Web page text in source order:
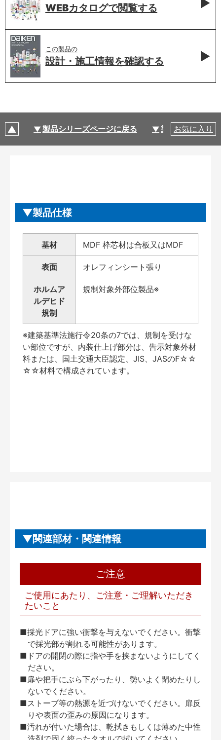
WEBカタログで閲覧する
この製品の
設計・施工情報を確認する
製品シリーズページに戻る 製品仕様
お気に入り
製品仕様
基材 MDF 枠芯材は合板又はMDF
表面 オレフィンシート張り
ホルムア
ルデヒド
規制
規制対象外部位製品※
※建築基準法施行令20条の7では、規制を受けな
い部位ですが、内装仕上げ部分は、告示対象外材
料または、国土交通大臣認定、JIS、JASのF☆☆
☆☆材料で構成されています。
関連部材・関連情報
ご注意
ご使用にあたり、ご注意・ご理解いただき
たいこと
■採光ドアに強い衝撃を与えないでください。衝撃
で採光部が割れる可能性があります。
■ドアの開閉の際に指や手を挟まないようにしてく
ださい。
■扉や把手にぶら下がったり、勢いよく閉めたりし
ないでください。
■ストーブ等の熱源を近づけないでください。扉反
りや表面の歪みの原因になります。
■汚れが付いた場合は、乾拭きもしくは薄めた中性